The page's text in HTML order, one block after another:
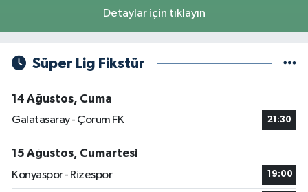
Detaylar için tıklayın
Süper Lig Fikstür
14 Ağustos, Cuma
Galatasaray - Çorum FK
21:30
15 Ağustos, Cumartesi
Konyaspor - Rizespor
19:00